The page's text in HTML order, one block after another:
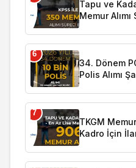
Tapu ve
Memur
6
34. Dönem
Polis Alımı
7
TKGM
Kadro İçin